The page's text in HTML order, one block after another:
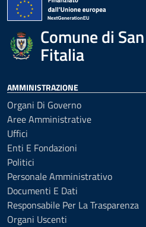
Comune di
Fitalia
AMMINISTRAZIONE
Organi Di Governo
Aree Amministrative
Uffici
Enti E Fondazioni
Politici
Personale Amministrativo
Documenti E Dati
Responsabile Per La Trasparenza
Organi Uscenti